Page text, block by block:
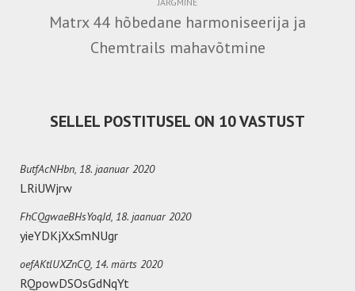
Matrx 44 hõbedane harmoniseerija ja
Chemtrails mahavõtmine
SELLEL POSTITUSEL ON 10 VASTUST
ButfAcNHbn, 18. jaanuar 2020
LRiUWjrw
FhCQgwaeBHsYoqJd, 18. jaanuar 2020
yieYDKjXxSmNUgr
oefAKtlUXZnCQ, 14. märts 2020
RQpowDSOsGdNqYt